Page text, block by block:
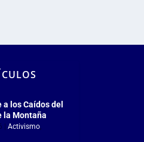
a los Caídos del
la Montaña
|Activismo,